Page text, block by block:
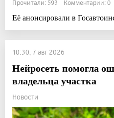
Прочитали: 593 Комментарии: 0
Её анонсировали в
10:30, 7 авг 2026
Нейросеть помогла
владельца участка
Новости